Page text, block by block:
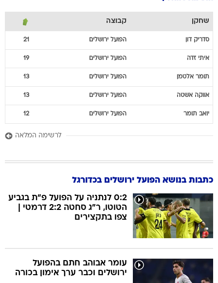
שחקן קבוצה
סדריק דון הפועל ירושלים 21
איתי זדה הפועל ירושלים 19
תומר אלטמן הפועל ירושלים 13
אווקה אשטה הפועל ירושלים 13
יואב תומר הפועל ירושלים 12
לרשימה המלאה
כתבות בנושא הפועל ירושלים בכדורגל
0:2 לנתניה על הפועל פ"ת בגביע
הטוטו, ר"ג סחטה 2:2 דרמטי |
צפו בתקצירים
עומר אבוהב חתם בהפועל
ירושלים וכבר ערך אימון בכורה